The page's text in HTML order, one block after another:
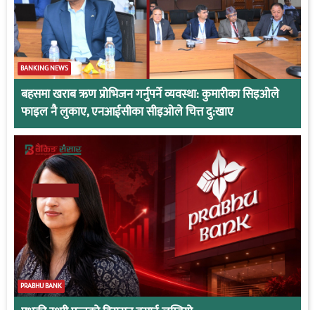
BANKING NEWS
बहसमा खराब ऋण प्रोभिजन गर्नुपर्ने व्यवस्था: कुमारीका सिइओले
फाइल नै लुकाए, एनआईसीका सीइओले चित्त दु:खाए
PRABHU BANK